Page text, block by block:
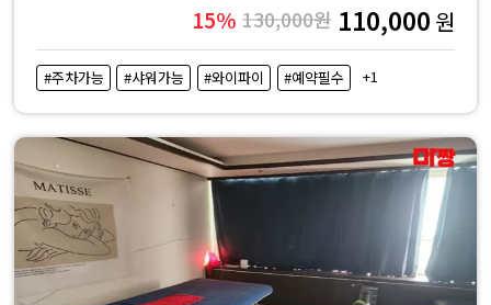
내
근
처
마
15% 130,000원 110,000 원
#주차가능 #샤워가능 #와이파이 #예약필수 +1